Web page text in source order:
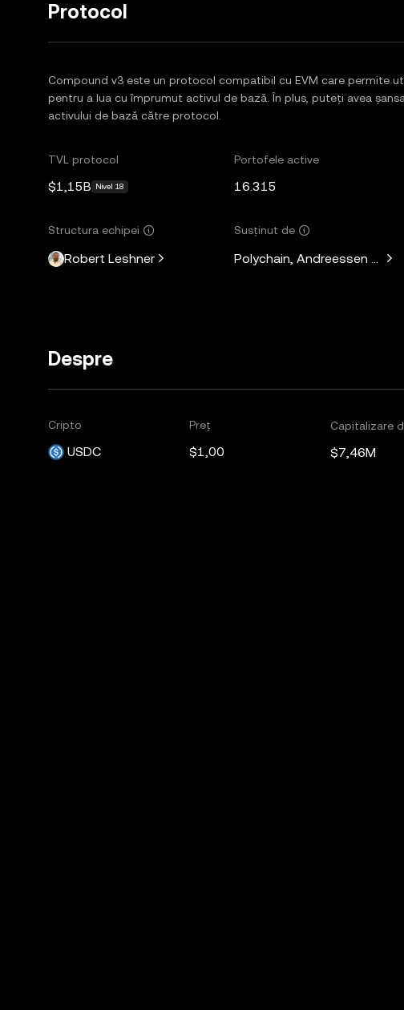
Protocol
Compound v3 este un protocol compatibil cu EVM care permite
pentru a lua cu împrumut activul de bază. În plus, puteți avea
activului de bază către protocol.
TVL protocol
$1,15B Nivel 18
Portofele active
16.315
Structura echipei
Robert Leshner
Susținut de
Polychain, Andreessen
Despre
Cripto
USDC
Preț
$1,00
Capitalizare
$7,46M